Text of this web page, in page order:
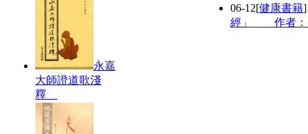
永嘉
大師證道歌淺
釋
06-12[健康書籍
經」 作者：